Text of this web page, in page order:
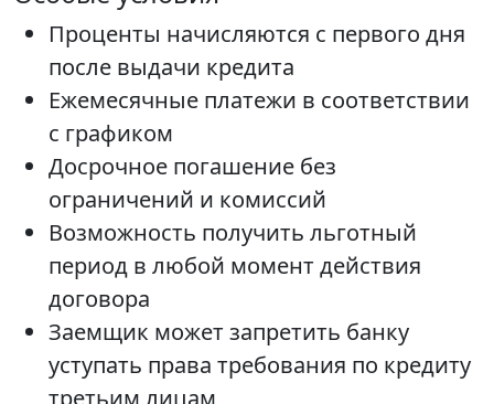
Проценты начисляются с первого дня
после выдачи кредита
Ежемесячные платежи в соответствии
с графиком
Досрочное погашение без
ограничений и комиссий
Возможность получить льготный
период в любой момент действия
договора
Заемщик может запретить банку
уступать права требования по кредиту